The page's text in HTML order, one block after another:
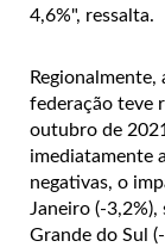
4,6%", ressalta.
federação teve
outubro de
imediatamente
negativas, o
Janeiro (-
Grande do Sul